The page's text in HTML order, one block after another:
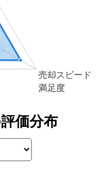
価分布